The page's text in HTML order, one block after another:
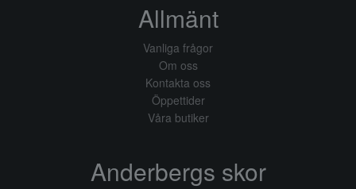
Allmänt
Vanliga frågor
Om oss
Kontakta oss
Öppettider
Våra butiker
Anderbergs skor